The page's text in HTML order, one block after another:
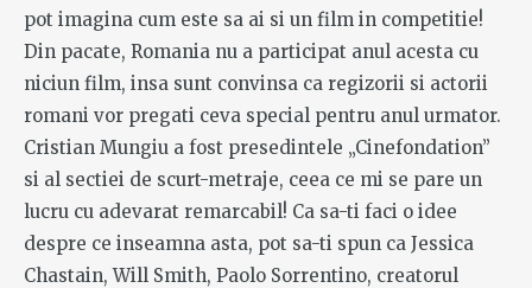
pot imagina cum este sa ai si un film in competitie!
Din pacate, Romania nu a participat anul acesta cu
niciun film, insa sunt convinsa ca regizorii si actorii
romani vor pregati ceva special pentru anul urmator.
Cristian Mungiu a fost presedintele „Cinefondation”
si al sectiei de scurt-metraje, ceea ce mi se pare un
lucru cu adevarat remarcabil! Ca sa-ti faci o idee
despre ce inseamna asta, pot sa-ti spun ca Jessica
Chastain, Will Smith, Paolo Sorrentino, creatorul